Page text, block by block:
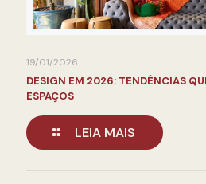
19/01/2026
DESIGN EM 2026: TENDÊNCIAS
ESPAÇOS
LEIA MAIS